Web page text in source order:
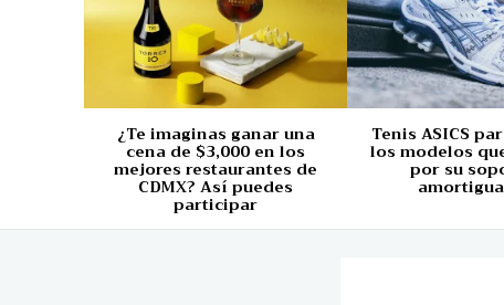
¿Te imaginas ganar una
cena de $3,000 en los
mejores restaurantes de
CDMX? Así puedes
participar
Tenis ASICS
los modelos
por su